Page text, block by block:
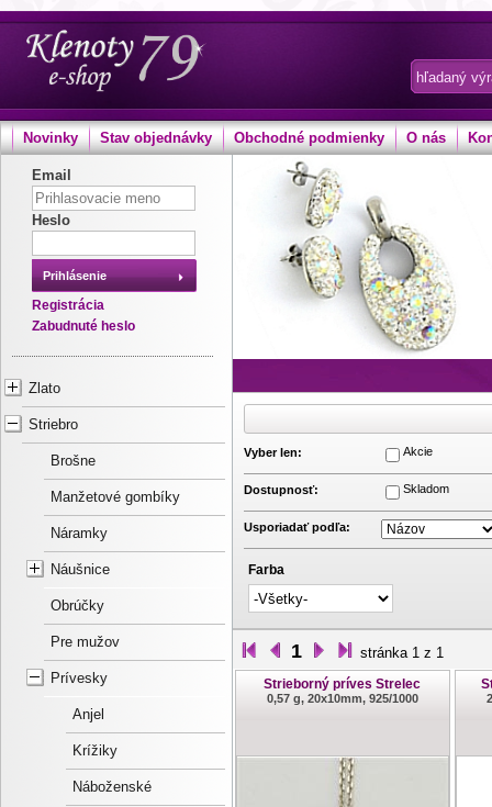
Novinky Stav objednávky Obchodné podmienky O nás
Email
Heslo
Prihlásenie
Registrácia
Zabudnuté heslo
Zlato
Striebro
Brošne
Manžetové gombíky
Náramky
Náušnice
Obrúčky
Pre mužov
Prívesky
Anjel
Krížiky
Náboženské
Vyber len: Akcie
Dostupnosť: Skladom
Usporiadať podľa:
Farba
1
stránka 1 z 1
Strieborný príves Strelec
0,57 g, 20x10mm, 925/1000